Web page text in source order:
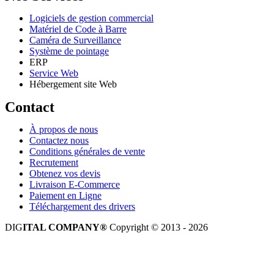
Logiciels de gestion commercial
Matériel de Code à Barre
Caméra de Surveillance
Système de pointage
ERP
Service Web
Hébergement site Web
Contact
À propos de nous
Contactez nous
Conditions générales de vente
Recrutement
Obtenez vos devis
Livraison E-Commerce
Paiement en Ligne
Téléchargement des drivers
DIGITAL COMPANY® Copyright © 2013 - 2026